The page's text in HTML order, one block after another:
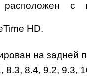
расположен с
HD.
на задней
8.3, 8.4, 9.2, 9.3,